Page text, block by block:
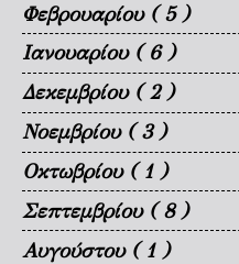
Φεβρουαρίου ( 5 )
Ιανουαρίου ( 6 )
Δεκεμβρίου ( 2 )
Νοεμβρίου ( 3 )
Οκτωβρίου ( 1 )
Σεπτεμβρίου ( 8 )
Αυγούστου ( 1 )